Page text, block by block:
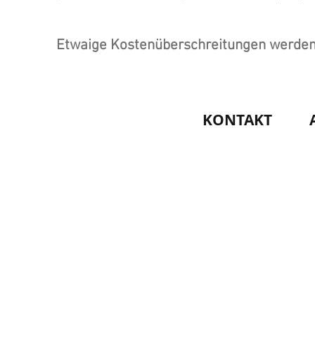
Etwaige Kostenüberschreitungen
KONTAKT